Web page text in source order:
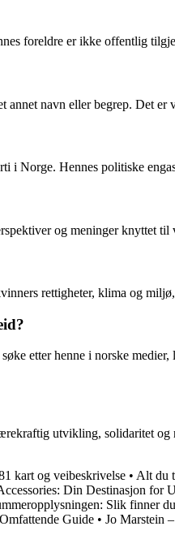
foreldre er ikke offentlig
navn eller begrep. Det
i Norge. Hennes politiske
og meninger knyttet
rettigheter, klima og
etter henne i norske
utvikling, solidaritet
kart og veibeskrivelse • Alt du
Din Destinasjon for
Slik finner
Guide • Jo Marstein